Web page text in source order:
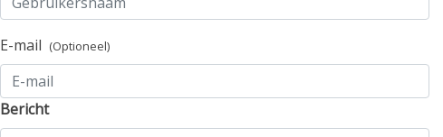
E-mail (Optioneel)
Bericht